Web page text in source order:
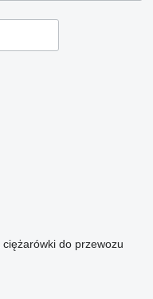
ciężarówki do przewozu